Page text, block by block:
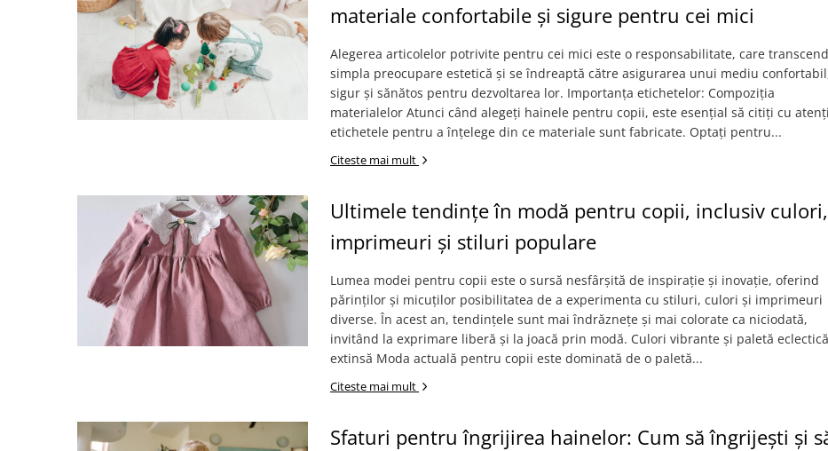
materiale confortabile și sigure pentru cei mici
Alegerea articolelor potrivite pentru cei mici este o responsabilitate, care
simpla preocupare estetică și se îndreaptă către asigurarea unui mediu
sigur și sănătos pentru dezvoltarea lor. Importanța etichetelor: Compoziția
materialelor Atunci când alegeți hainele pentru copii, este esențial să citiți cu
etichetele pentru a înțelege din ce materiale sunt fabricate. Optați pentru...
Citeste mai mult
Ultimele tendințe în modă pentru copii, inclusiv culori,
imprimeuri și stiluri populare
Lumea modei pentru copii este o sursă nesfârșită de inspirație și inovație, oferind
părinților și micuților posibilitatea de a experimenta cu stiluri, culori și imprimeuri
diverse. În acest an, tendințele sunt mai îndrăznețe și mai colorate ca niciodată,
invitând la exprimare liberă și la joacă prin modă. Culori vibrante și paletă eclectică
extinsă Moda actuală pentru copii este dominată de o paletă...
Citeste mai mult
Sfaturi pentru îngrijirea hainelor: Cum să îngrijești și